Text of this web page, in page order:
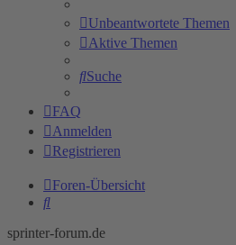
Unbeantwortete Themen
Aktive Themen
Suche
FAQ
Anmelden
Registrieren
Foren-Übersicht
Suche
sprinter-forum.de